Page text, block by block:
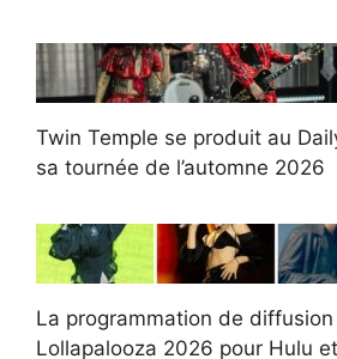
Twin Temple se produit au
sa tournée de l’automne 2026
La programmation de
Lollapalooza 2026 pour Hulu